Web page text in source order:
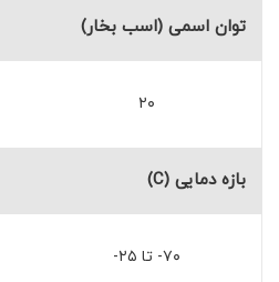
توان اسمی (اسب بخار)
۲۰
بازه دمایی (C)
۷۰- تا ۲۵-